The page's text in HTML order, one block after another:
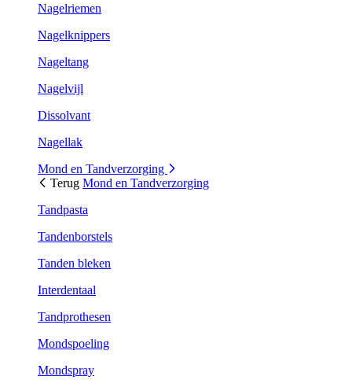
Nagelriemen
Nagelknippers
Nageltang
Nagelvijl
Dissolvant
Nagellak
Mond en Tandverzorging
Terug Mond en Tandverzorging
Tandpasta
Tandenborstels
Tanden bleken
Interdentaal
Tandprothesen
Mondspoeling
Mondspray